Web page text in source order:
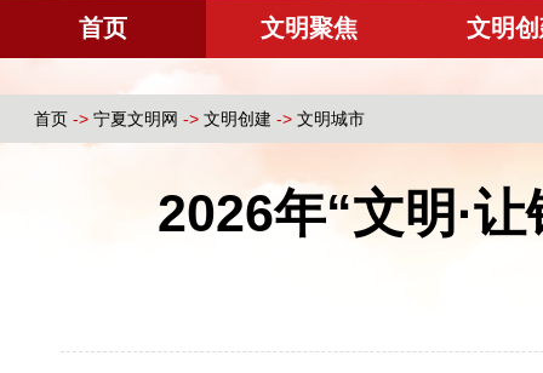
首页 文明聚焦 文明
首页 -> 宁夏文明网 -> 文明创建 -> 文明城市
2026年“文明·